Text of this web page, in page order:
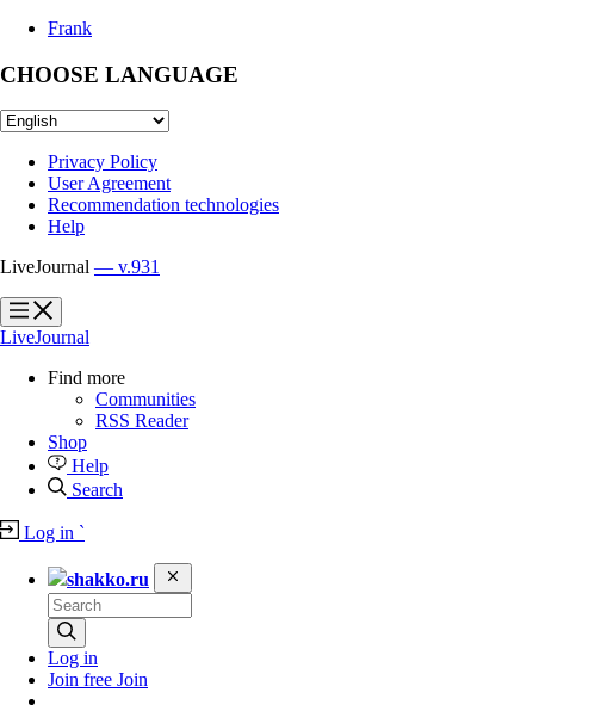
Frank
CHOOSE LANGUAGE
Privacy Policy
User Agreement
Recommendation technologies
Help
LiveJournal — v.931
?
?
LiveJournal
Find more
Communities
RSS Reader
Shop
Help
Search
Log in `
shakko.ru
Log in
Join free Join